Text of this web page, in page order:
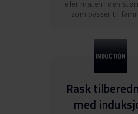
eller maten i den
som passer til
Rask
med